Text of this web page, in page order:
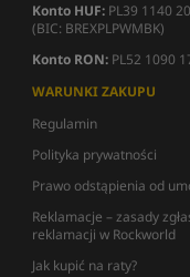
Konto HUF: PL39 1140
(BIC: BREXPLPWMBK)
Konto RON: PL52 1090
WARUNKI ZAKUPU
Regulamin
Polityka prywatności
Prawo odstąpienia od
Reklamacje – zasady
reklamacji w Rockworld
Jak kupić na raty?